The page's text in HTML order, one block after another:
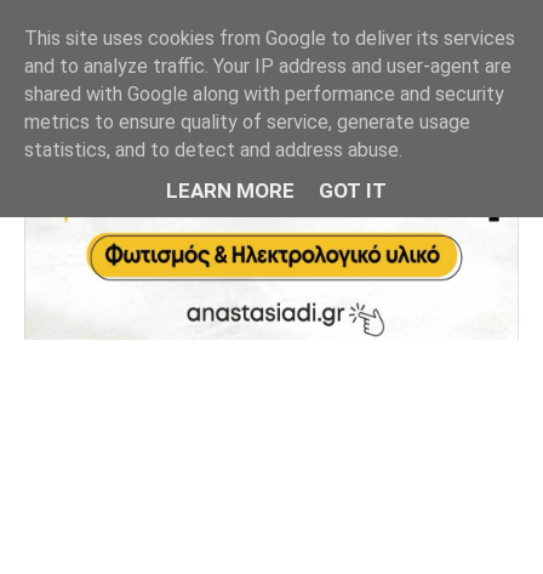
This site uses cookies from Google to deliver its services
and to analyze traffic. Your IP address and user-agent are
shared with Google along with performance and security
metrics to ensure quality of service, generate usage
statistics, and to detect and address abuse.
LEARN MORE GOT IT